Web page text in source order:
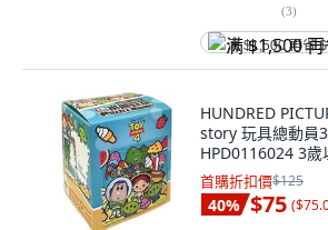
(3)
满 $1,500 再省
HUNDRED
story 玩具總動員
HPD0116024 3
首購折扣價$125
40% $75 (